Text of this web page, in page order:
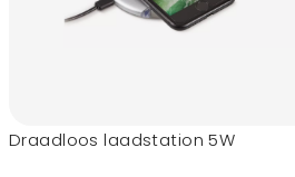
Draadloos laadstation 5W